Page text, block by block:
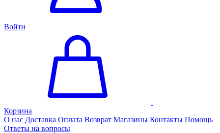
Войти
Корзина
О нас Доставка Оплата Возврат Магазины Контакты Помощь
Ответы на вопросы